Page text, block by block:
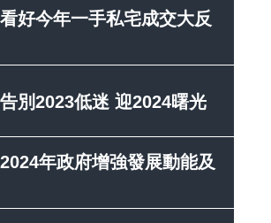
好今年一手私宅成交大反
別2023低迷 迎2024曙光
年政府增強發展動能及